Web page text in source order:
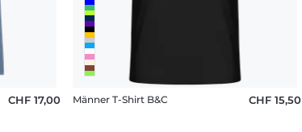
CHF 17,00 Männer T-Shirt B&C CHF 15,50